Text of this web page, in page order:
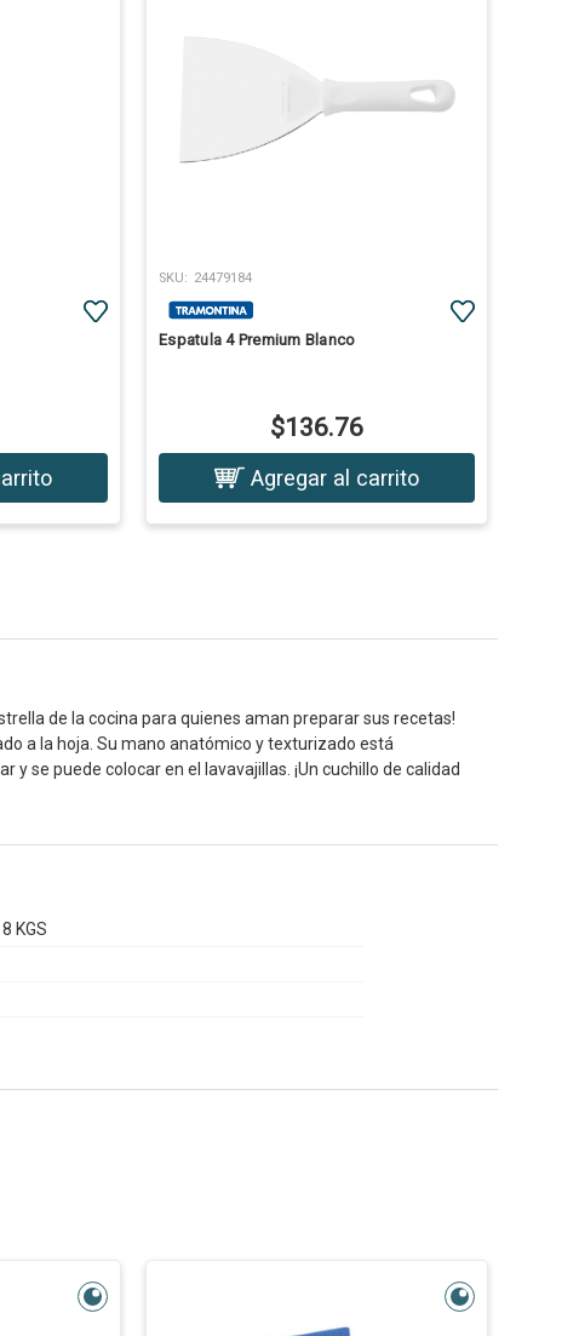
SKU: 24479184
Espatula 4 Premium Blanco
$136.76
Agregar al carrito
de la cocina para quienes aman preparar sus recetas!
a la hoja. Su mano anatómico y texturizado está
se puede colocar en el lavavajillas. ¡Un cuchillo de calidad
KGS